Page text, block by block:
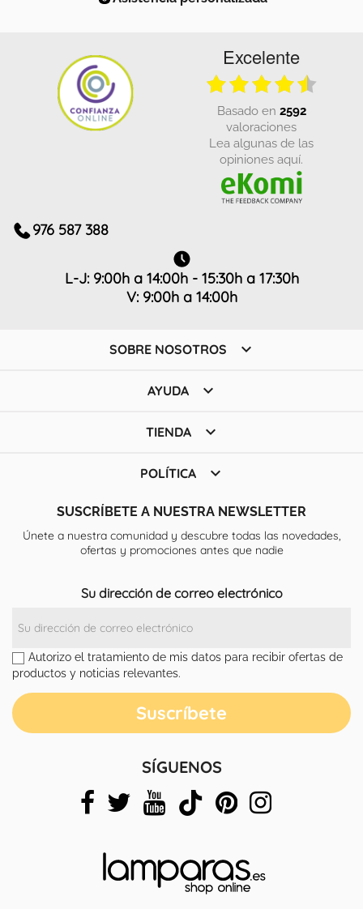
Excelente
basado en 2592
valoraciones
Lea algunas de las
opiniones aquí.
976 587 388
L-J: 9:00h a 14:00h - 15:30h a 17:30h
V: 9:00h a 14:00h
SOBRE NOSOTROS 
AYUDA 
TIENDA 
POLÍTICA 
SUSCRÍBETE A NUESTRA NEWSLETTER
Únete a nuestra comunidad y descubre todas las novedades,
ofertas y promociones antes que nadie
Su dirección de correo electrónico
Autorizo el tratamiento de mis datos para recibir ofertas de
productos y noticias relevantes.
SÍGUENOS